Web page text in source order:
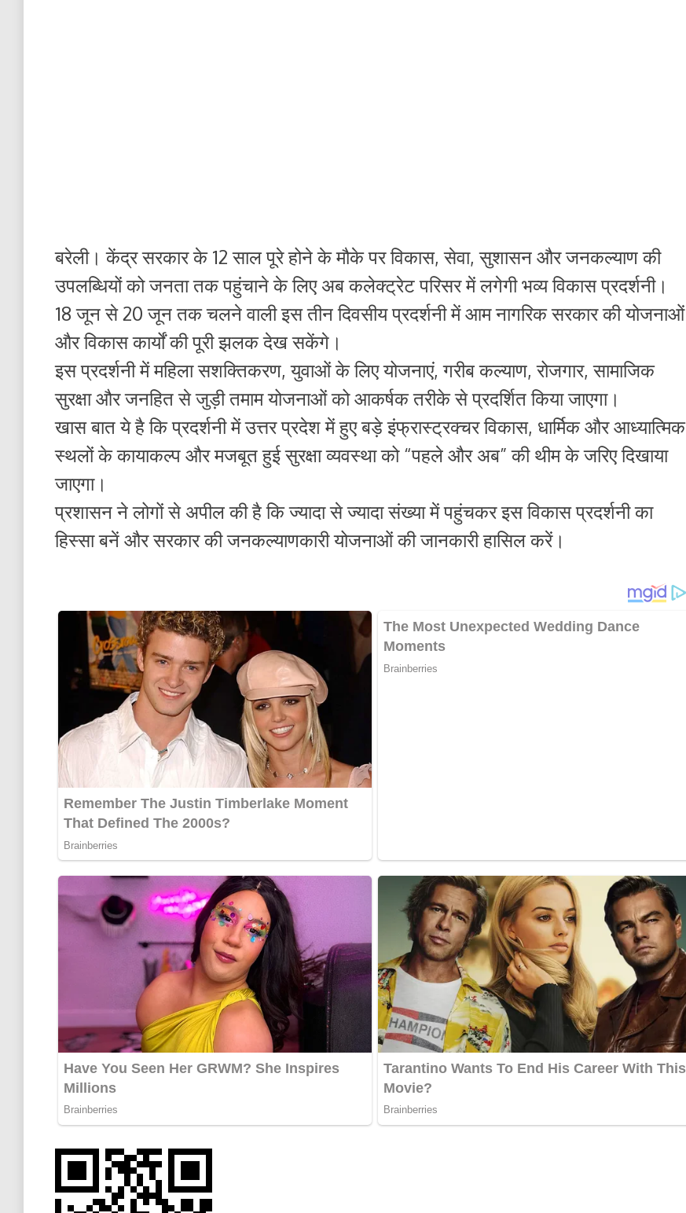
बरेली। केंद्र सरकार के 12 साल पूरे होने के मौके पर विकास, सेवा, सुशासन और जनकल्याण की
उपलब्धियों को जनता तक पहुंचाने के लिए अब कलेक्ट्रेट परिसर में लगेगी भव्य विकास प्रदर्शनी।
18 जून से 20 जून तक चलने वाली इस तीन दिवसीय प्रदर्शनी में आम नागरिक सरकार की योजनाओं
और विकास कार्यों की पूरी झलक देख सकेंगे।
इस प्रदर्शनी में महिला सशक्तिकरण, युवाओं के लिए योजनाएं, गरीब कल्याण, रोजगार, सामाजिक
सुरक्षा और जनहित से जुड़ी तमाम योजनाओं को आकर्षक तरीके से प्रदर्शित किया जाएगा।
खास बात ये है कि प्रदर्शनी में उत्तर प्रदेश में हुए बड़े इंफ्रास्ट्रक्चर विकास, धार्मिक और आध्यात्मिक
स्थलों के कायाकल्प और मजबूत हुई सुरक्षा व्यवस्था को “पहले और अब” की थीम के जरिए दिखाया
जाएगा।
प्रशासन ने लोगों से अपील की है कि ज्यादा से ज्यादा संख्या में पहुंचकर इस विकास प्रदर्शनी का
हिस्सा बनें और सरकार की जनकल्याणकारी योजनाओं की जानकारी हासिल करें।